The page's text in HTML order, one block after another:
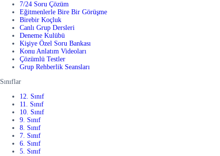
7/24 Soru Çözüm
Eğitmenlerle Bire Bir Görüşme
Birebir Koçluk
Canlı Grup Dersleri
Deneme Kulübü
Kişiye Özel Soru Bankası
Konu Anlatım Videoları
Çözümlü Testler
Grup Rehberlik Seansları
Sınıflar
12. Sınıf
11. Sınıf
10. Sınıf
9. Sınıf
8. Sınıf
7. Sınıf
6. Sınıf
5. Sınıf